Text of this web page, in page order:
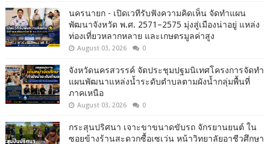
นครนายก - เปิดเวทีรับฟังความคิดเห็น จัดทำแผน
พัฒนาจังหวัด พ.ศ. 2571–2575 มุ่งสู่เมืองน่าอยู่ แหล่ง
ท่องเที่ยวหลากหลาย และเกษตรมูลค่าสูง
August 03, 2026 0
จังหวัดนครสวรรค์ จัดประชุมปฐมนิเทศโครงการจัดทำ
แผนพัฒนาแหล่งน้ำระดับตำบลตามผังน้ำกลุ่มพื้นที่
ภาคเหนือ
August 03, 2026 0
กระสุนปริศนา เจาะขาขนาดขับรถ จักรยานยนต์ ใน
ซอยข้างร้านสะดวกซื้อเซเว่น หน้าวิทยาลัยอาชีวศึกษา